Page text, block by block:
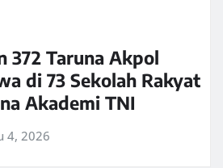
372 Taruna Akpol
di 73 Sekolah Rakyat
Akademi TNI
4, 2026